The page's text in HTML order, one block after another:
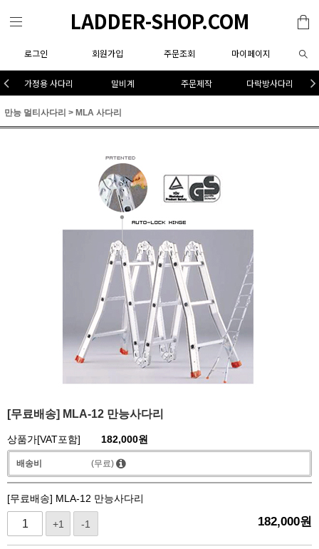
LADDER-SHOP.COM
로그인 회원가입 주문조회 마이페이지
가정용 사다리 말비계 주문제작 다락방사다리
만능 멀티사다리 > MLA 사다리
[무료배송] MLA-12 만능사다리
상품가[VAT포함] 182,000원
배송비 (무료)
[무료배송] MLA-12 만능사다리
+1 -1 182,000원